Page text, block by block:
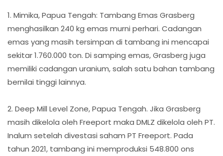
1. Mimika, Papua Tengah: Tambang Emas Grasberg
menghasilkan 240 kg emas murni perhari. Cadangan
emas yang masih tersimpan di tambang ini mencapai
sekitar 1.760.000 ton. Di samping emas, Grasberg juga
memiliki cadangan uranium, salah satu bahan tambang
bernilai tinggi lainnya.
2. Deep Mill Level Zone, Papua Tengah. Jika Grasberg
masih dikelola oleh Freeport maka DMLZ dikelola oleh PT.
Inalum setelah divestasi saham PT Freeport. Pada
tahun 2021, tambang ini memproduksi 548.800 ons